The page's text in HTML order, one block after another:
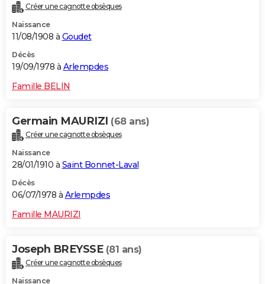
Créer une cagnotte obsèques
Naissance
11/08/1908 à Goudet
Décès
19/09/1978 à Arlempdes
Famille BELIN
Germain MAURIZI (68 ans)
Créer une cagnotte obsèques
Naissance
28/01/1910 à Saint Bonnet-Laval
Décès
06/07/1978 à Arlempdes
Famille MAURIZI
Joseph BREYSSE (81 ans)
Créer une cagnotte obsèques
Naissance